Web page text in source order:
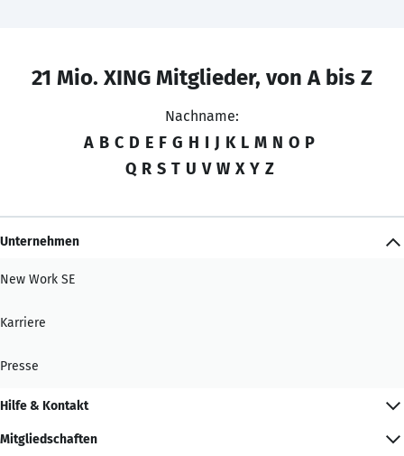
21 Mio. XING Mitglieder, von A bis Z
Nachname:
A B C D E F G H I J K L M N O P
Q R S T U V W X Y Z
Unternehmen
New Work SE
Karriere
Presse
Hilfe & Kontakt
Mitgliedschaften